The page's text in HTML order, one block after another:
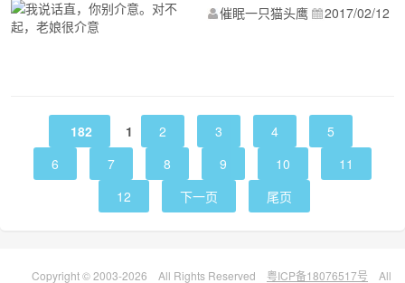
催眠一只猫头鹰 2017/02/12
182 1 2 3 4
5
6
7 8 9 10
11
12
下一页 尾页
Copyright © 2003-2026 All Rights Reserved 粤ICP备18076517号 All